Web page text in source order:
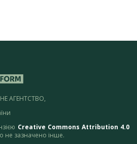
АГЕНТСТВО,
Creative Commons Attribution 4.0
не зазначено інше.